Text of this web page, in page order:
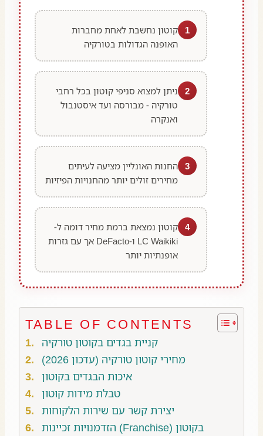
1
קוטון נחשבת לאחת מחברות
האופנה הגדולות בטורקיה
2
ניתן למצוא סניפי קוטון בכל רחבי
טורקיה - מבורסה ועד איסטנבול
ואנקרה
3 החנות האונליין מציעה לעיתים
מחירים זולים יותר מהחנויות הפיזיות
4 קוטון נמצאת ברמת מחיר דומה ל-
LC Waikiki ו-DeFacto אך עם גזרות
אופנתיות יותר
TABLE OF CONTENTS
קניית בגדים בקוטון טורקיה
מחירי קוטון טורקיה (עדכון 2026)
איכות הבגדים בקוטון
טבלת מידות קוטון
יצירת קשר עם שירות הלקוחות
הזדמנויות זכיינות (Franchise) בקוטון